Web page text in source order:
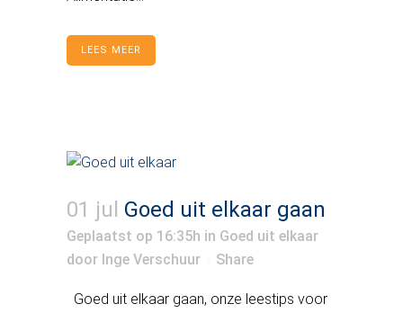
LEES MEER
01 jul Goed uit elkaar gaan
Geplaatst op 16:35h in Goed uit elkaar
door Inge Verschuur Share
Goed uit elkaar gaan, onze leestips voor